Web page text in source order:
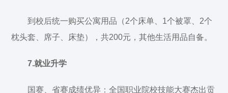
到校后统一购买公寓用品（2个床单、1个被罩、2个
枕头套、席子、床垫），共200元，其他生活用品自备。
7.就业升学
国赛、省赛成绩优异：全国职业院校技能大赛杰出贡